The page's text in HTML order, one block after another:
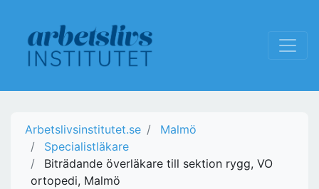
Arbetslivsinstitutet.se
Malmö
Specialistläkare
Biträdande överläkare till sektion rygg, VO
ortopedi, Malmö